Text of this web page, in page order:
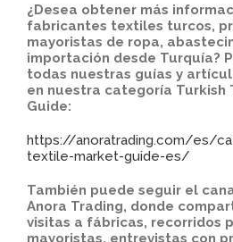
¿Desea obtener más
fabricantes textiles turcos,
mayoristas de ropa,
importación desde Turquía?
todas nuestras guías y
en nuestra categoría Turkish
Guide:
https://anoratrading.com/es/
textile-market-guide-es/
También puede seguir el
Anora Trading, donde
visitas a fábricas, recorridos
mayoristas, entrevistas con